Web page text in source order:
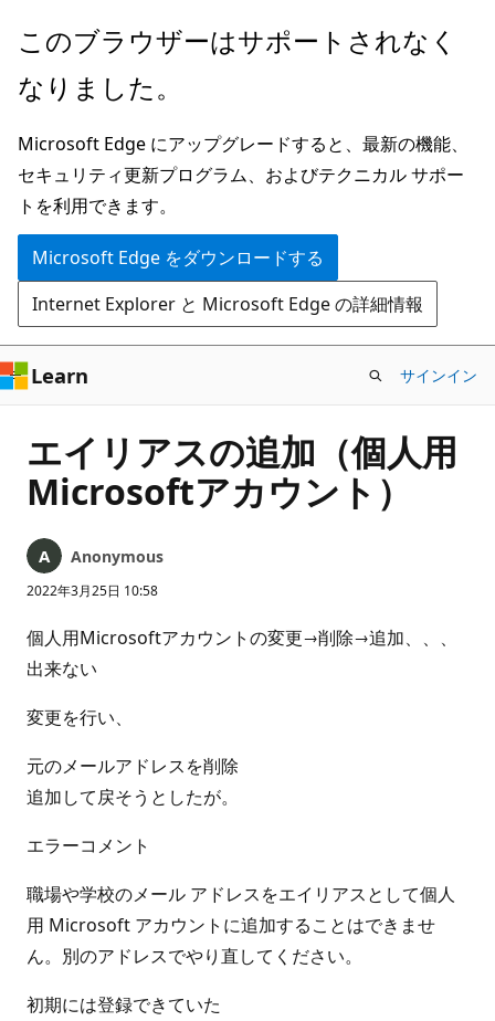
メ
ン
ン
テ
ン
ツ
に
ス
キ
ッ
プ
このブラウザーはサポートされなく
なりました。
Microsoft Edge にアップグレードすると、最新の機能、
セキュリティ更新プログラム、およびテクニカル サポー
トを利用できます。
Microsoft Edge をダウンロードする
Internet Explorer と Microsoft Edge の詳細情報
Learn サインイン
エイリアスの追加（個人用
Microsoftアカウント）
Anonymous
2022年3月25日 10:58
個人用Microsoftアカウントの変更→削除→追加、、、
出来ない
変更を行い、
元のメールアドレスを削除
追加して戻そうとしたが。
エラーコメント
職場や学校のメール アドレスをエイリアスとして個人
用 Microsoft アカウントに追加することはできませ
ん。別のアドレスでやり直してください。
初期には登録できていた